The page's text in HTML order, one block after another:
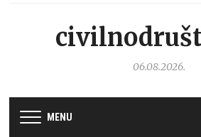
06.08.2026.
MENU